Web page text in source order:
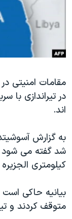
فرهنگ و زندگی
حقوق شهروندی
اقتصادی
اسرائیل در جنگ
گالری عکس
مستندها
انتخابات ریاست
حمله جمهوری
ورزش زنان در
اعتراضات زن،
تریبونال مردمی
دادگاه حمید نوری
قانون شفافیت
اعتراضات مردمی
زبانهای
مقامات امنیتی
در تیراندازی با
اند.
به گزارش
کیلومتری
بیانیه حاکی است
متوقف کردند و